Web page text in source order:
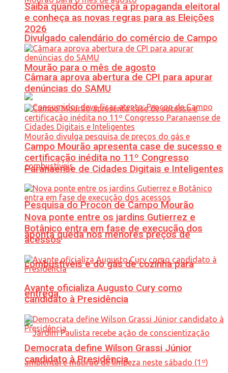
Divulgado calendário do comércio de Campo
Mourão para o mês de agosto
Pesquisa do Procon de Campo Mourão
aponta queda nos menores preços de
combustíveis e do gás de cozinha para
entrega
Saiba quando começa a propaganda eleitoral
e conheça as novas regras para as Eleições
2026
Câmara aprova abertura de CPI para apurar
denúncias do SAMU
Campo Mourão apresenta case de sucesso e
certificação inédita no 11º Congresso
Paranaense de Cidades Digitais e Inteligentes
Nova ponte entre os jardins Gutierrez e
Botânico entra em fase de execução dos
acessos
Avante oficializa Augusto Cury como
candidato à Presidência
Democrata define Wilson Grassi Júnior
candidato à Presidência